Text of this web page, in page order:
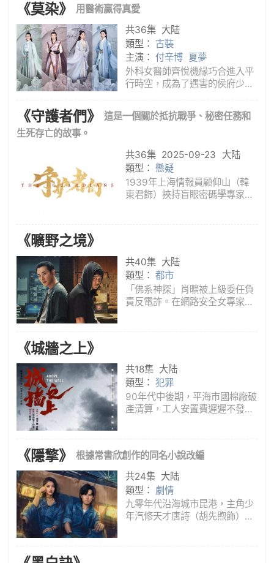
段、靈活多變的勘驗方式，偵破
紛繁複雜的火災案件，在探訪事
故真相
《莫染》
用醫術贏得真愛
共36集 大陆
類型： 古裝
主演： 付辛博 夏夢
外科女醫師齊悅機緣巧合進入平
行時空，成為了遇害的侯府少夫
界當，齊悅的到來引起騷動，她
不得不在危機四伏的環境下尋找
舉步
《守護者們》
這是一個關於抵抗戰爭、秘密任務和
生死存亡的故事。
共36集 2025-09-23
大陆
類型： 懸疑
1939年上海情報員顧仰山（韓
東君飾）挾持盲眼密碼學專家也
雇來冒充自己，卻稀里糊塗捲入
了這場意外
《曠野之境》
共40集 大陆
類型： 都市
「佛系神探」肖曠被上級委任負
責反電詐。在網路安全女專家方
為肖曠的隱形敵人。電信詐騙，
「
《城牆之上》
共18集 大陆
類型： 犯罪
90年代中後期，平海市國棉廠破
產清算，工人安置費遲遲不發，
負責此案的警察羅世襄迅速展開
調查，經排查發現焦同生的死與
他收
《隱擎》
根據常書欣創作的同名小說改編
共24集 大陆
類型： 劇情
九零年代沿海城市昆港，主角少
年汽修天才唐詩（胡先煦飾）臥